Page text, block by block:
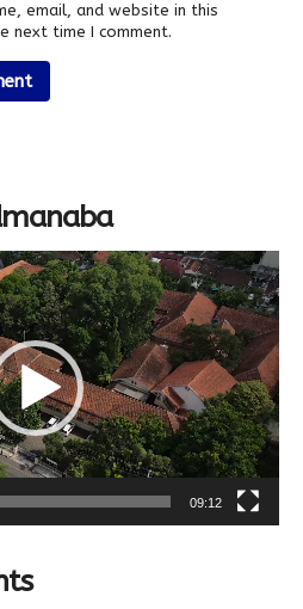
email, and website in this
next time I comment.
09:12